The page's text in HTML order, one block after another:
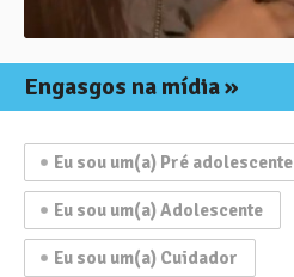
Engasgos na mídia
Eu sou um(a) Pré adolescente
Eu sou um(a) Adolescente
Eu sou um(a) Cuidador